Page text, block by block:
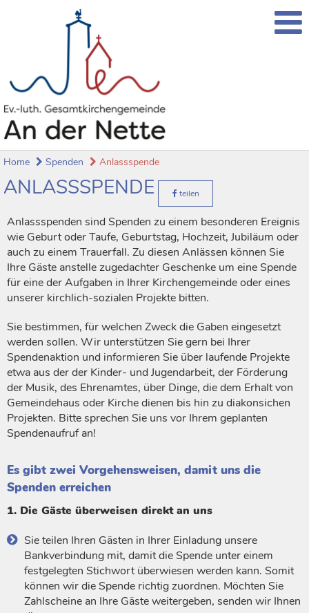
Home Spenden Anlassspende
ANLASSSPENDE teilen
Anlassspenden sind Spenden zu einem besonderen Ereignis
wie Geburt oder Taufe, Geburtstag, Hochzeit, Jubiläum oder
auch zu einem Trauerfall. Zu diesen Anlässen können Sie
Ihre Gäste anstelle zugedachter Geschenke um eine Spende
für eine der Aufgaben in Ihrer Kirchengemeinde oder eines
unserer kirchlich-sozialen Projekte bitten.
Sie bestimmen, für welchen Zweck die Gaben eingesetzt
werden sollen. Wir unterstützen Sie gern bei Ihrer
Spendenaktion und informieren Sie über laufende Projekte
etwa aus der der Kinder- und Jugendarbeit, der Förderung
der Musik, des Ehrenamtes, über Dinge, die dem Erhalt von
Gemeindehaus oder Kirche dienen bis hin zu diakonsichen
Projekten. Bitte sprechen Sie uns vor Ihrem geplanten
Spendenaufruf an!
Es gibt zwei Vorgehensweisen, damit uns die
Spenden erreichen
1. Die Gäste überweisen direkt an uns
Sie teilen Ihren Gästen in Ihrer Einladung unsere
Bankverbindung mit, damit die Spende unter einem
festgelegten Stichwort überwiesen werden kann. Somit
können wir die Spende richtig zuordnen. Möchten Sie
Zahlscheine an Ihre Gäste weitergeben, senden wir Ihnen